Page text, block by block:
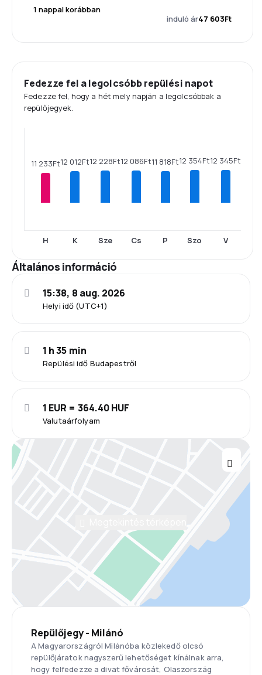
1 nappal korábban
induló ár47 603Ft
Fedezze fel a legolcsóbb repülési napot
Fedezze fel, hogy a hét mely napján a legolcsóbbak a
repülőjegyek.
11 233Ft
H
12 012Ft
K
12 228Ft
Sze
12 086Ft
Cs
11 818Ft
P
12 354Ft
Szo
12 345Ft
V
Általános információ
Helyi idő (UTC+1)
15:38, 8 aug. 2026
Repülési idő Budapestről
1 h 35 min
Valutaárfolyam
1 EUR = 364.40 HUF
Repülőjegy - Milánó
A Magyarországról Milánóba közlekedő olcsó
repülőjáratok nagyszerű lehetőséget kínálnak arra,
hogy felfedezze a divat fővárosát, Olaszország